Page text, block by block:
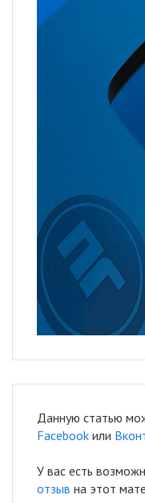
Данную статью
Facebook или
У вас есть
отзыв на этот